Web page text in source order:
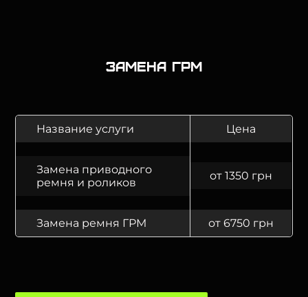
Замена ГРМ
Название услуги Цена
Замена приводного
ремня и роликов
от 1350 грн
Замена ремня ГРМ от 6750 грн